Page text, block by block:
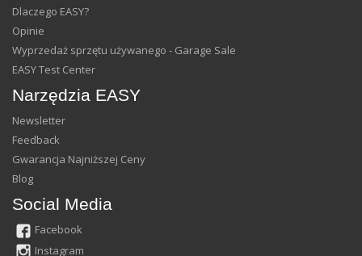
Dlaczego EASY?
Opinie
Wyprzedaż sprzętu używanego - Garage Sale
EASY Test Center
Narzędzia EASY
Newsletter
Feedback
Gwarancja Najniższej Ceny
Blog
Social Media
Facebook
Instagram